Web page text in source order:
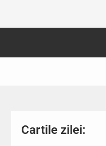
Cartile zilei: